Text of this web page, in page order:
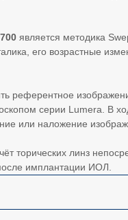
является методика
его возрастные
референтное
серии Lumera. В
или наложение
торических линз
имплантации ИОЛ.